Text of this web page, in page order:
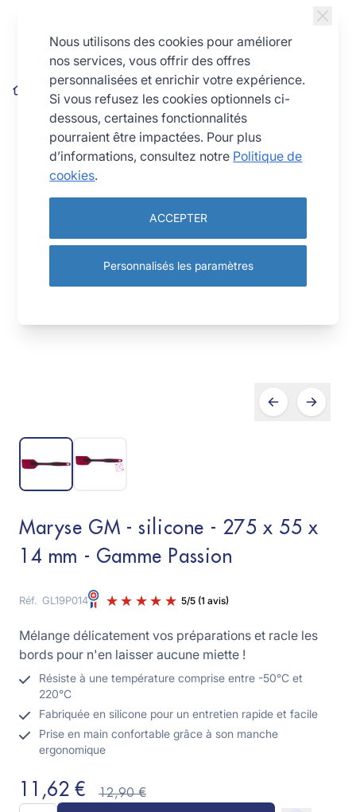
Maryse GM - silicone - 275 x 55 x 14 mm - Gamme Passion
Maryse GM - silicone - 275 x 55 x
14 mm - Gamme Passion
Réf. GL19P014
5 (1 avis)
Mélange délicatement vos préparations et racle les
bords pour n'en laisser aucune miette !
Résiste à une température comprise entre -50°C et
220°C
Fabriquée en silicone pour un entretien rapide et facile
Prise en main confortable grâce à son manche
ergonomique
11,62 € 12,90 €
Nous utilisons des cookies pour améliorer
nos services, vous offrir des offres
personnalisées et enrichir votre expérience.
Si vous refusez les cookies optionnels ci-
dessous, certaines fonctionnalités
pourraient être impactées. Pour plus
d’informations, consultez notre Politique de
cookies.
ACCEPTER
Personnalisés les paramètres